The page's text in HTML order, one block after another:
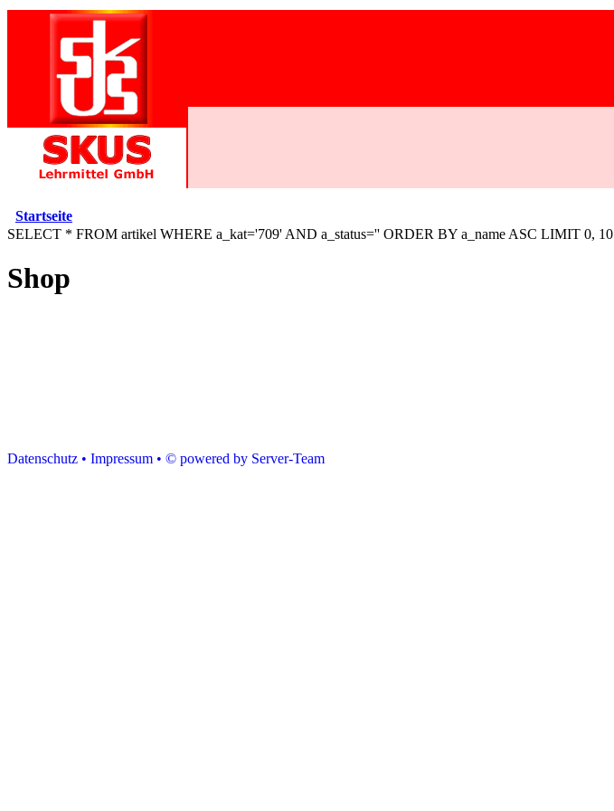
Startseite
SELECT * FROM artikel WHERE a_kat='709' AND a_status='' ORDER BY a_name ASC LIMIT 0, 10
Shop
Datenschutz • Impressum • © powered by Server-Team